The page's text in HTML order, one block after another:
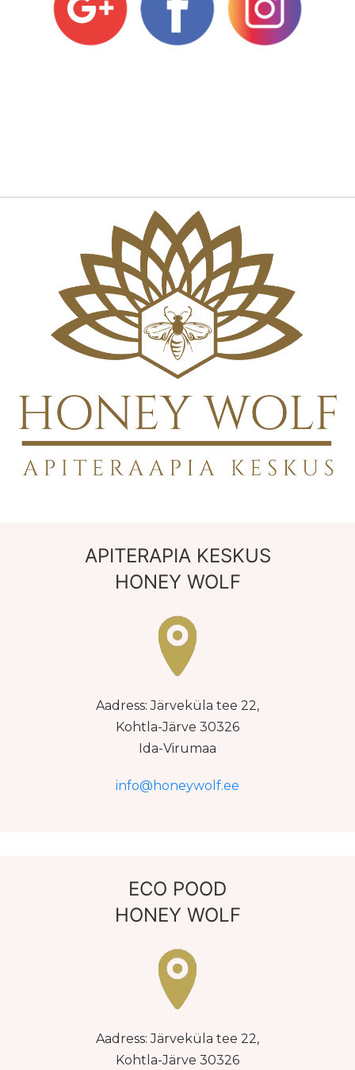
APITERAPIA KESKUS
HONEY WOLF
Aadress: Järveküla tee 22,
Kohtla-Järve 30326
Ida-Virumaa
info@honeywolf.ee
ECO POOD
HONEY WOLF
Aadress: Järveküla tee 22,
Kohtla-Järve 30326